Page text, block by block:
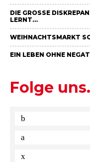
DIE GROSSE
ERNT…
WEIHNACHTSMARKT
EIN LEBEN OHNE
Folge uns.